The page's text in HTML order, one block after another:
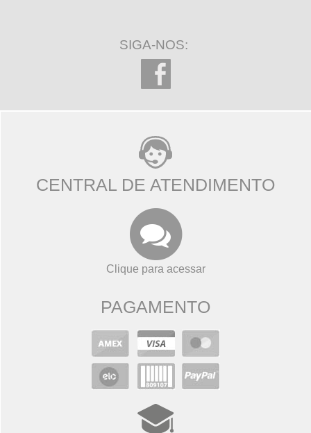
SIGA-NOS:
CENTRAL DE ATENDIMENTO
Clique para acessar
PAGAMENTO